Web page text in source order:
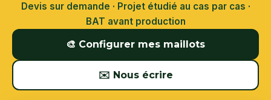
Devis sur demande · Projet étudié au cas par cas ·
BAT avant production
🎨 Configurer mes maillots
✉️ Nous écrire